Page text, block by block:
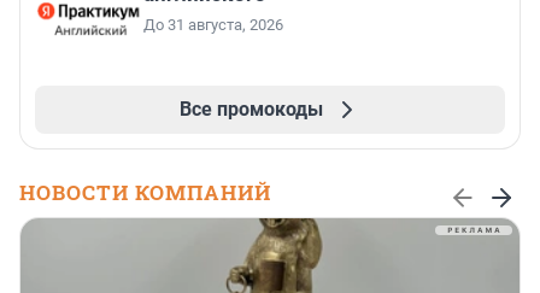
До 31 августа, 2026
Все промокоды
НОВОСТИ КОМПАНИЙ